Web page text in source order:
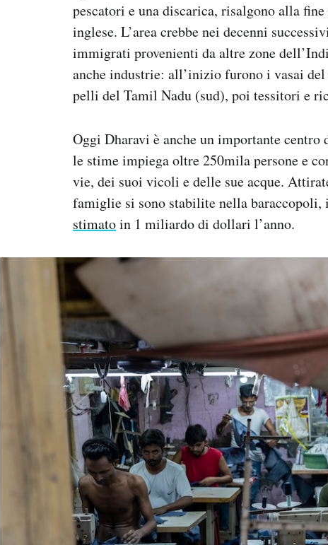
pescatori e una discarica, risalgono alla
inglese. L’area crebbe nei decenni
immigrati provenienti da altre zone
anche industrie: all’inizio furono i vasai
pelli del Tamil Nadu (sud), poi tessitori e
Oggi Dharavi è anche un importante
le stime impiega oltre 250mila persone e
vie, dei suoi vicoli e delle sue acque.
famiglie si sono stabilite nella
stimatoin 1 miliardo di dollari l’anno.